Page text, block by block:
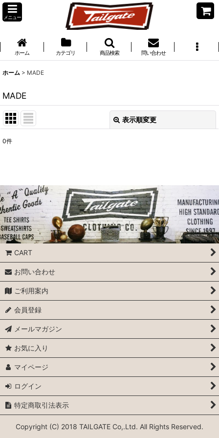
メニュー
ホーム カテゴリ 商品検索 問い合わせ
ホーム > MADE
MADE
表示順変更
絞り込む
0件
CART
お問い合わせ
ご利用案内
会員登録
メールマガジン
お気に入り
マイページ
ログイン
特定商取引法表示
Copyright (C) 2018 TAILGATE Co,.Ltd. All Rights Reserved.